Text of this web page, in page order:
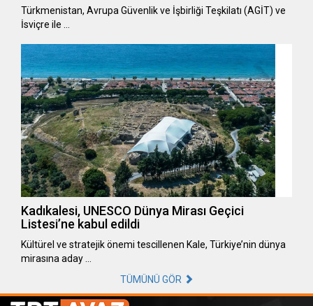
Türkmenistan, Avrupa Güvenlik ve İşbirliği Teşkilatı (AGİT) ve
İsviçre ile …
Kadıkalesi, UNESCO Dünya Mirası Geçici
Listesi’ne kabul edildi
Kültürel ve stratejik önemi tescillenen Kale, Türkiye’nin dünya
mirasına aday …
TÜMÜNÜ GÖR